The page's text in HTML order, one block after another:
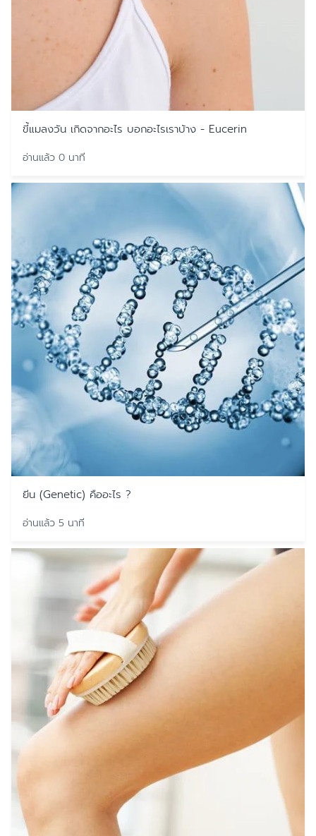
ขี้แมลงวัน เกิดจากอะไร บอกอะไรเราบ้าง - Eucerin
อ่านแล้ว 0 นาที
ยีน (Genetic) คืออะไร ?
อ่านแล้ว 5 นาที